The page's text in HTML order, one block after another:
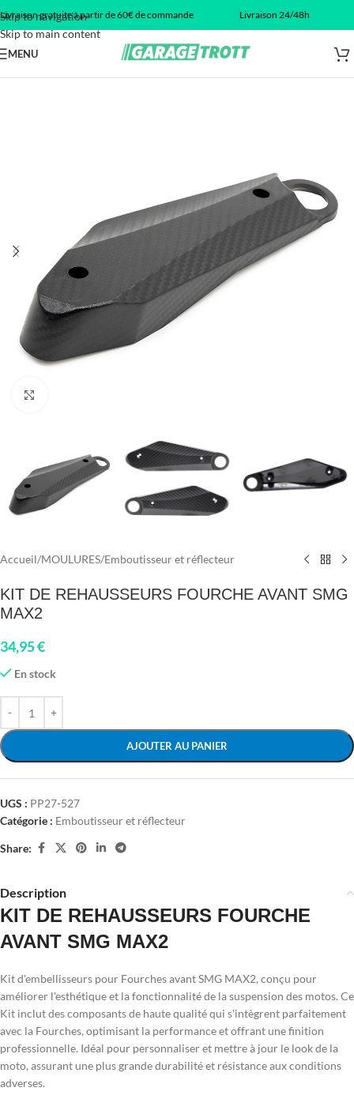
Skip to navigation
Skip to main content
Livraison gratuite à partir de 60€ de commande Livraison 24/48h
MENU
Accueil/MOULURES/Emboutisseur et réflecteur
KIT DE REHAUSSEURS FOURCHE AVANT SMG
MAX2
34,95€
En stock
AJOUTER AU PANIER
UGS : PP27-527
Catégorie : Emboutisseur et réflecteur
Share:
Description
KIT DE REHAUSSEURS FOURCHE
AVANT SMG MAX2
Kit d'embellisseurs pour Fourches avant SMG MAX2, conçu pour
améliorer l'esthétique et la fonctionnalité de la suspension des motos. Ce
Kit inclut des composants de haute qualité qui s'intègrent parfaitement
avec la Fourches, optimisant la performance et offrant une finition
professionnelle. Idéal pour personnaliser et mettre à jour le look de la
moto, assurant une plus grande durabilité et résistance aux conditions
adverses.